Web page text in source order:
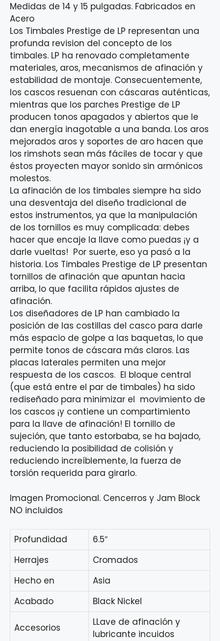
Medidas de 14 y 15 pulgadas. Fabricados en
Acero
Los Timbales Prestige de LP representan una
profunda revision del concepto de los
timbales. LP ha renovado completamente
materiales, aros, mecanismos de afinación y
estabilidad de montaje. Consecuentemente,
los cascos resuenan con cáscaras auténticas,
mientras que los parches Prestige de LP
producen tonos apagados y abiertos que le
dan energía inagotable a una banda. Los aros
mejorados aros y soportes de aro hacen que
los rimshots sean más fáciles de tocar y que
éstos proyecten mayor sonido sin armónicos
molestos.
La afinación de los timbales siempre ha sido
una desventaja del diseño tradicional de
estos instrumentos, ya que la manipulación
de los tornillos es muy complicada: debes
hacer que encaje la llave como puedas ¡y a
darle vueltas! Por suerte, eso ya pasó a la
historia. Los Timbales Prestige de LP presentan
tornillos de afinación que apuntan hacia
arriba, lo que facilita rápidos ajustes de
afinación.
Los diseñadores de LP han cambiado la
posición de las costillas del casco para darle
más espacio de golpe a las baquetas, lo que
permite tonos de cáscara más claros. Las
placas laterales permiten una mejor
respuesta de los cascos. El bloque central
(que está entre el par de timbales) ha sido
rediseñado para minimizar el movimiento de
los cascos ¡y contiene un compartimiento
para la llave de afinación! El tornillo de
sujeción, que tanto estorbaba, se ha bajado,
reduciendo la posibilidad de colisión y
reduciendo increíblemente, la fuerza de
torsión requerida para girarlo.
Imagen Promocional. Cencerros y Jam Block
NO incluidos
Profundidad
6.5″
Herrajes
Cromados
Hecho en
Asia
Acabado
Black Nickel
Accesorios
LLave de afinación y
lubricante incuidos